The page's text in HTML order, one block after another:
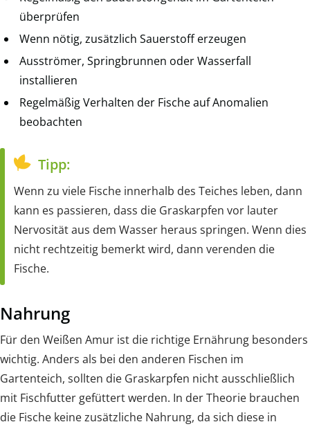
überprüfen
Wenn nötig, zusätzlich Sauerstoff erzeugen
Ausströmer, Springbrunnen oder Wasserfall
installieren
Regelmäßig Verhalten der Fische auf Anomalien
beobachten
Tipp:
Wenn zu viele Fische innerhalb des Teiches leben, dann
kann es passieren, dass die Graskarpfen vor lauter
Nervosität aus dem Wasser heraus springen. Wenn dies
nicht rechtzeitig bemerkt wird, dann verenden die
Fische.
Nahrung
Für den Weißen Amur ist die richtige Ernährung besonders
wichtig. Anders als bei den anderen Fischen im
Gartenteich, sollten die Graskarpfen nicht ausschließlich
mit Fischfutter gefüttert werden. In der Theorie brauchen
die Fische keine zusätzliche Nahrung, da sich diese in